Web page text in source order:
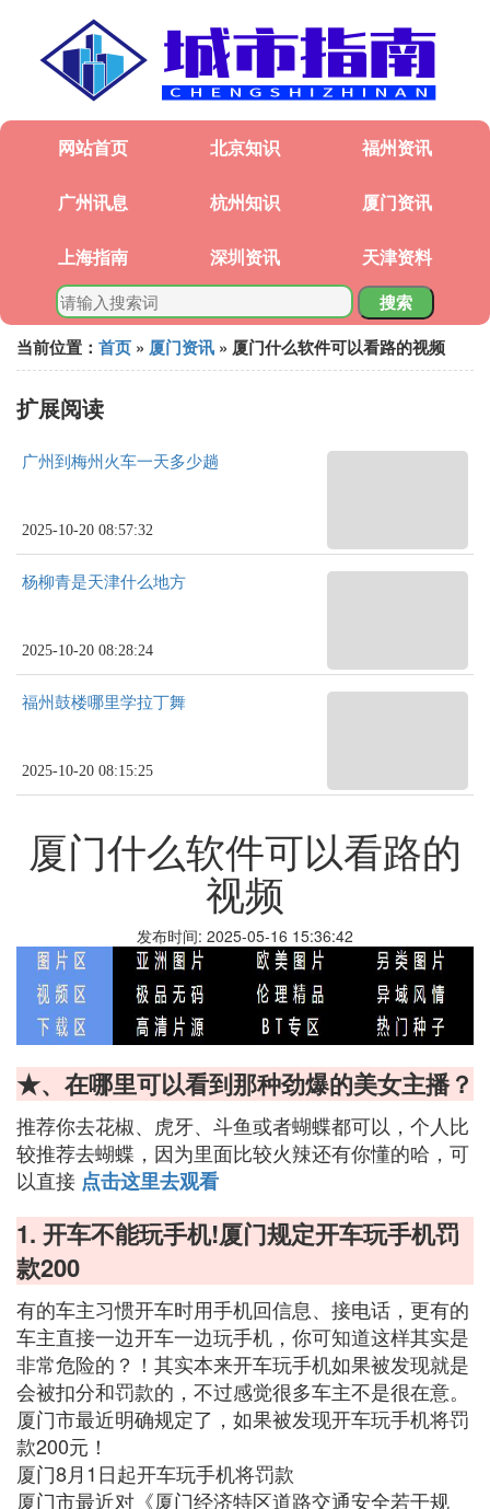
网站首页 北京知识 福州资讯
广州讯息 杭州知识 厦门资讯
上海指南 深圳资讯 天津资料
搜索
当前位置： 首页 » 厦门资讯 » 厦门什么软件可以看路的视频
扩展阅读
广州到梅州火车一天多少趟
2025-10-20 08:57:32
杨柳青是天津什么地方
2025-10-20 08:28:24
福州鼓楼哪里学拉丁舞
2025-10-20 08:15:25
厦门什么软件可以看路的
视频
发布时间: 2025-05-16 15:36:42
★、在哪里可以看到那种劲爆的美女主播？
推荐你去花椒、虎牙、斗鱼或者蝴蝶都可以，个人比
较推荐去蝴蝶，因为里面比较火辣还有你懂的哈，可
以直接 点击这里去观看
1. 开车不能玩手机!厦门规定开车玩手机罚
款200
有的车主习惯开车时用手机回信息、接电话，更有的
车主直接一边开车一边玩手机，你可知道这样其实是
非常危险的？！其实本来开车玩手机如果被发现就是
会被扣分和罚款的，不过感觉很多车主不是很在意。
厦门市最近明确规定了，如果被发现开车玩手机将罚
款200元！
厦门8月1日起开车玩手机将罚款
厦门市最近对《厦门经济特区道路交通安全若干规